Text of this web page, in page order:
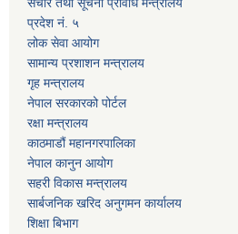
प्रदेश नं. ५
लोक सेवा आयोग
सामान्य प्रशाशन मन्त्रालय
गृह मन्त्रालय
नेपाल सरकारको पोर्टल
रक्षा मन्त्रालय
काठमाडौं महानगरपालिका
नेपाल कानुन आयोग
सहरी विकास मन्त्रालय
सार्बजनिक खरिद अनुगमन कार्यालय
शिक्षा बिभाग